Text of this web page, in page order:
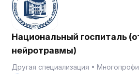
Национальный госпиталь
нейротравмы)
Другая специализация